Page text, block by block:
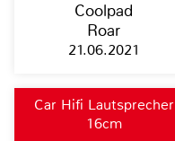
Coolpad
Roar
21.06.2021
Car Hifi Lautsprecher
16cm